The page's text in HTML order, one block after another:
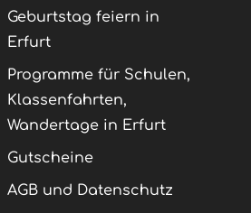
Geburtstag feiern in
Erfurt
Programme für Schulen,
Klassenfahrten,
Wandertage in Erfurt
Gutscheine
AGB und Datenschutz